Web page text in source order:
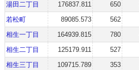
湯田二丁目
176837.811 650
若松町
89085.573 562
相生一丁目
164939.815 780
相生二丁目
125179.911 527
相生三丁目
109715.789 353